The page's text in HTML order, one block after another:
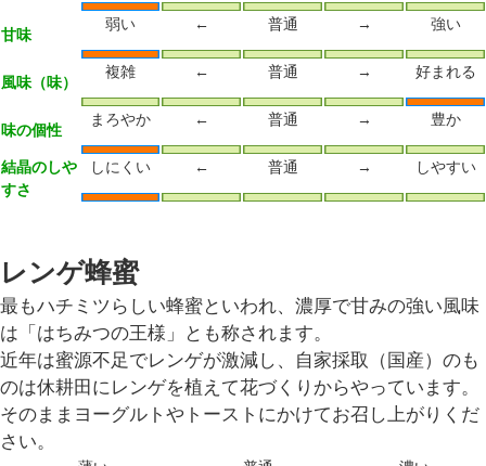
甘味
弱い ← 普通 → 強い
風味（味）
複雑 ← 普通 → 好まれる
味の個性
まろやか ← 普通 → 豊か
結晶のしや
すさ
しにくい ← 普通 → しやすい
レンゲ蜂蜜
最もハチミツらしい蜂蜜といわれ、濃厚で甘みの強い風味
は「はちみつの王様」とも称されます。
近年は蜜源不足でレンゲが激減し、自家採取（国産）のも
のは休耕田にレンゲを植えて花づくりからやっています。
そのままヨーグルトやトーストにかけてお召し上がりくだ
さい。